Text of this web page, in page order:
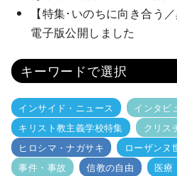
【特集･いのちに向き合う
電子版公開しました
キーワードで選択
インサイド・ニュース インタビ
キリスト教主義学校特集
クリス
ヒロシマ・ナガサキ
ローザンヌ
事件・事故
信教の自由 医療